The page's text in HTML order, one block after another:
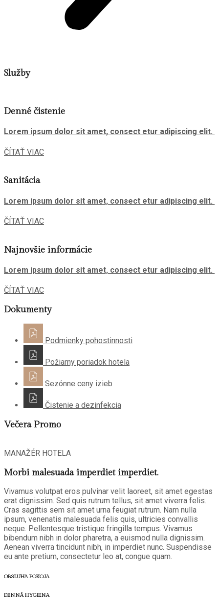
Služby
Denné čistenie
Lorem ipsum dolor sit amet, consect etur adipiscing elit.
ČÍTAŤ VIAC
Sanitácia
Lorem ipsum dolor sit amet, consect etur adipiscing elit.
ČÍTAŤ VIAC
Najnovšie informácie
Lorem ipsum dolor sit amet, consect etur adipiscing elit.
ČÍTAŤ VIAC
Dokumenty
Podmienky pohostinnosti
Požiarny poriadok hotela
Sezónne ceny izieb
Čistenie a dezinfekcia
Večera Promo
MANAŽÉR HOTELA
Morbi malesuada imperdiet imperdiet.
Vivamus volutpat eros pulvinar velit laoreet, sit amet egestas
erat dignissim. Sed quis rutrum tellus, sit amet viverra felis.
Cras sagittis sem sit amet urna feugiat rutrum. Nam nulla
ipsum, venenatis malesuada felis quis, ultricies convallis
neque. Pellentesque tristique fringilla tempus. Vivamus
bibendum nibh in dolor pharetra, a euismod nulla dignissim.
Aenean viverra tincidunt nibh, in imperdiet nunc. Suspendisse
eu ante pretium, consectetur leo at, congue quam.
OBSLUHA POKOJA
DENNÁ HYGIENA